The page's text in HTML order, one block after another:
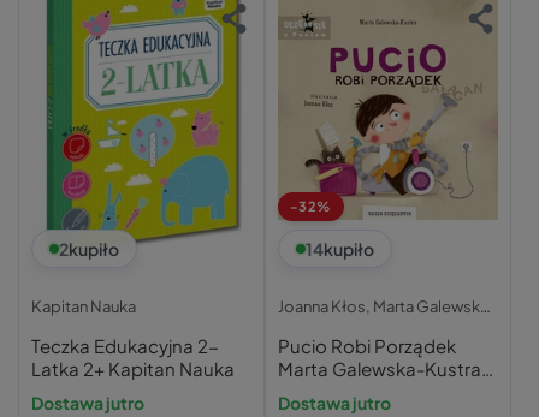
2kupiło
Kapitan Nauka
Teczka Edukacyjna 2-
Latka 2+ Kapitan Nauka
Dostawa jutro
-32%
14kupiło
Joanna Kłos, Marta Galewska-Kustra,
Pucio Robi Porządek
Marta Galewska-Kustra
0+ Nasza Księgarnia
Dostawa jutro